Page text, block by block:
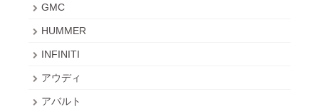
GMC
HUMMER
INFINITI
アウディ
アバルト